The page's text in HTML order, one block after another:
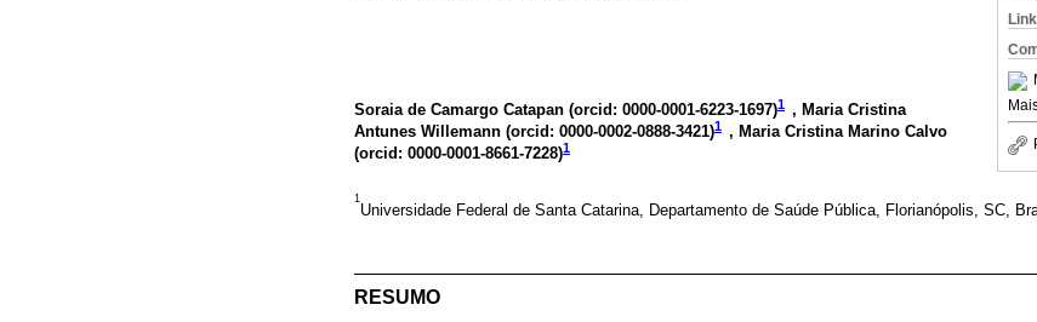
Soraia de Camargo Catapan (orcid: 0000-0001-6223-1697)1 , Maria Cristina
Antunes Willemann (orcid: 0000-0002-0888-3421)1 , Maria Cristina Marino Calvo
(orcid: 0000-0001-8661-7228)1
1
Universidade Federal de Santa Catarina, Departamento de Saúde Pública, Florianópolis, SC,
RESUMO